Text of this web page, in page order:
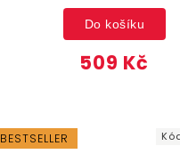
509 Kč
Do košíku
BESTSELLER